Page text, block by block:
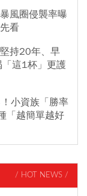
風圈侵襲率曝
看
持20年、早
這1杯」更護
小資族「勝率
「越簡單越好
/ HOT NEWS /